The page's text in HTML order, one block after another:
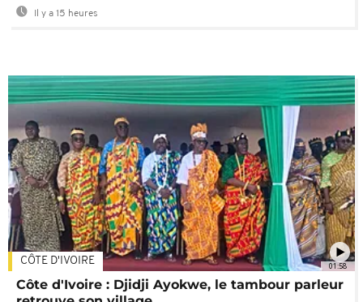
Il y a 15 heures
01:58
CÔTE D'IVOIRE
Côte d'Ivoire : Djidji Ayokwe, le tambour parleur